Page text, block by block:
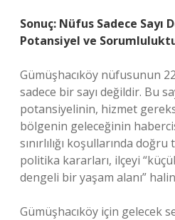
Sonuç: Nüfus Sadece Sayı
Potansiyel ve
Gümüşhacıköy nüfusunun
sadece bir sayı değildir. Bu
potansiyelinin, hizmet
bölgenin geleceğinin
sınırlılığı koşullarında
politika kararları, ilçeyi
dengeli bir yaşam alanı”
Gümüşhacıköy için gelecek